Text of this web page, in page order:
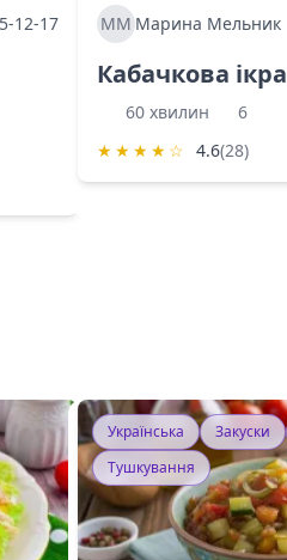
12-17 ММ Марина Мельник
Кабачкова ікра
60 хвилин
6
★ ★ ★ ★ ☆ 4.6(28)
Українська Закуски
Тушкування